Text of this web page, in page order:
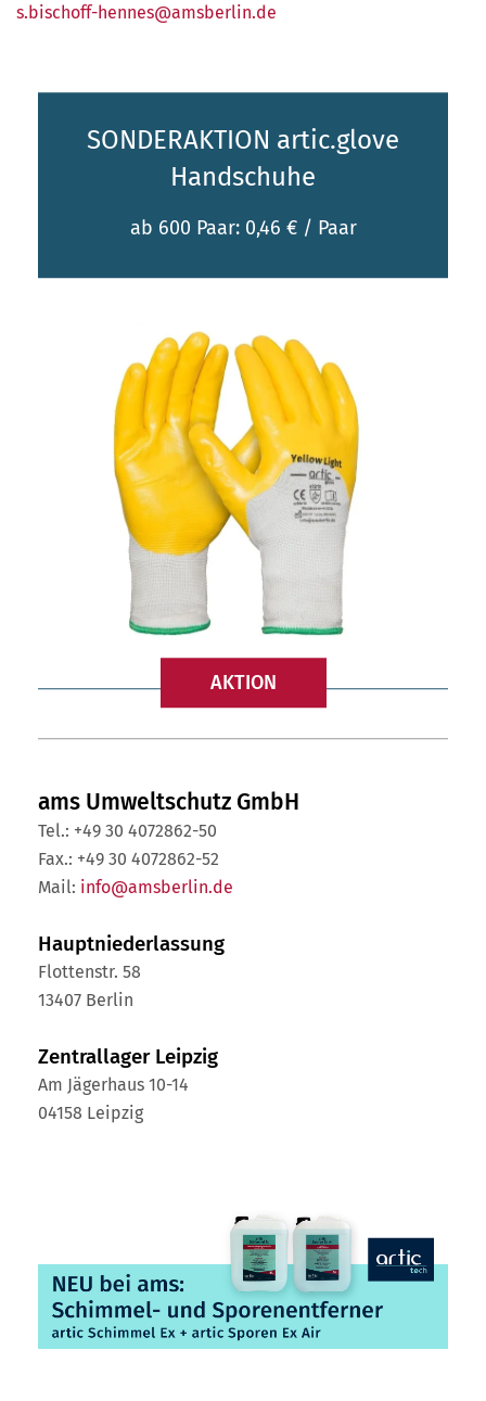
s.bischoff-hennes@amsberlin.de
SONDERAKTION artic.glove
Handschuhe
ab 600 Paar: 0,46 € / Paar
AKTION
ams Umweltschutz GmbH
Tel.: +49 30 4072862-50
Fax.: +49 30 4072862-52
Mail: info@amsberlin.de
Hauptniederlassung
Flottenstr. 58
13407 Berlin
Zentrallager Leipzig
Am Jägerhaus 10-14
04158 Leipzig